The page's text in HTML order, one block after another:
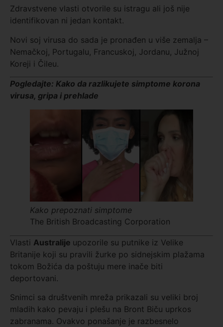
Zdravstvene vlasti otvorile su istragu ali još nije
identifikovan ni jedan kontakt.
Novi soj virusa do sada je pronađen u više zemalja –
Nemačkoj, Portugalu, Francuskoj, Jordanu, Južnoj
Koreji i Čileu.
Pogledajte: Kako da razlikujete simptome korona
virusa, gripa i prehlade
Kako prepoznati simptome
The British Broadcasting Corporation
Vlasti Australije upozorile su putnike iz Velike
Britanije koji su pravili žurke po sidnejskim plažama
tokom Božića da poštuju mere inače biti
deportovani.
Snimci sa društvenih mreža prikazali su veliki broj
mladih kako pevaju i plešu na Bront Biču uprkos
zabranama. Ovakvo ponašanje je razbesnelo